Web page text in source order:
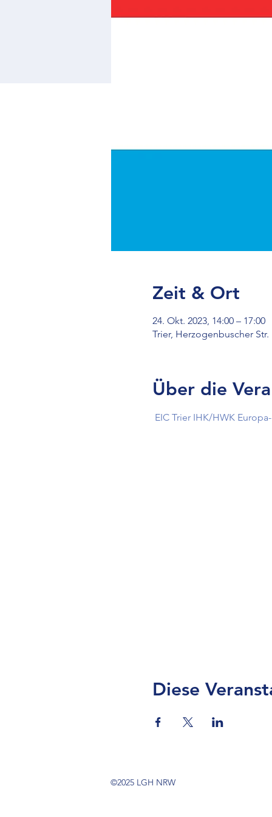
Zeit & Ort
24. Okt. 2023, 14:00 – 17:00
Trier, Herzogenbuscher Str.
Über die
EIC Trier IHK/HWK
Diese
©2025 LGH NRW